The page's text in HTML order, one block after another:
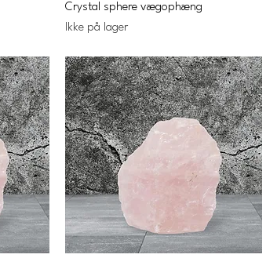
Crystal sphere vægophæng
Ikke på lager